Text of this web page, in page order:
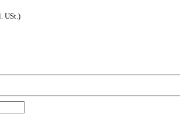
USt.)